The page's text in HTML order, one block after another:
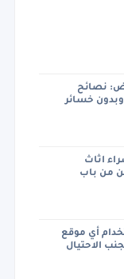
نصائح
وبدون خسائر
اثاث
من باب
أي موقع
الاحتيال